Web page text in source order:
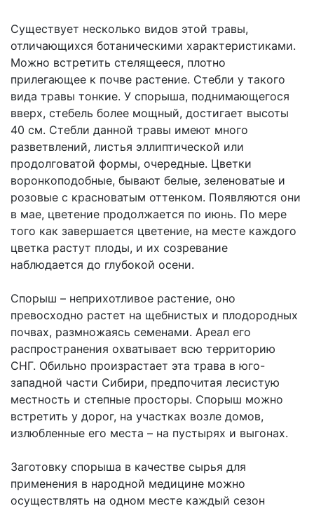
Существует несколько видов этой травы,
отличающихся ботаническими характеристиками.
Можно встретить стелящееся, плотно
прилегающее к почве растение. Стебли у такого
вида травы тонкие. У спорыша, поднимающегося
вверх, стебель более мощный, достигает высоты
40 см. Стебли данной травы имеют много
разветвлений, листья эллиптической или
продолговатой формы, очередные. Цветки
воронкоподобные, бывают белые, зеленоватые и
розовые с красноватым оттенком. Появляются они
в мае, цветение продолжается по июнь. По мере
того как завершается цветение, на месте каждого
цветка растут плоды, и их созревание
наблюдается до глубокой осени.
Спорыш – неприхотливое растение, оно
превосходно растет на щебнистых и плодородных
почвах, размножаясь семенами. Ареал его
распространения охватывает всю территорию
СНГ. Обильно произрастает эта трава в юго-
западной части Сибири, предпочитая лесистую
местность и степные просторы. Спорыш можно
встретить у дорог, на участках возле домов,
излюбленные его места – на пустырях и выгонах.
Заготовку спорыша в качестве сырья для
применения в народной медицине можно
осуществлять на одном месте каждый сезон